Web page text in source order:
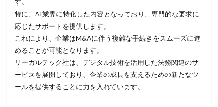
す。
特に、AI業界に特化した内容となっており、専門的な要求に
応じたサポートを提供します。
これにより、企業はM&Aに伴う複雑な手続きをスムーズに進
めることが可能となります。
リーガルテック社は、デジタル技術を活用した法務関連のサ
ービスを展開しており、企業の成長を支えるための新たなツ
ールを提供することに力を入れています。